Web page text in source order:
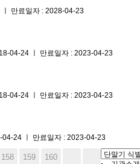
만료일자 : 2028-04-23
04-24 ㅣ 만료일자 : 2023-04-23
04-24 ㅣ 만료일자 : 2023-04-23
24 ㅣ 만료일자 : 2023-04-23
158 159 160